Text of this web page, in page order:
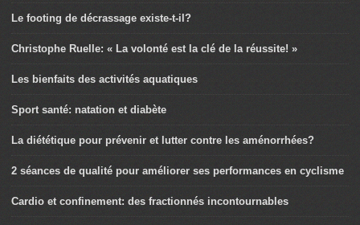
Le footing de décrassage existe-t-il?
Christophe Ruelle: « La volonté est la clé de la réussite! »
Les bienfaits des activités aquatiques
Sport santé: natation et diabète
La diététique pour prévenir et lutter contre les aménorrhées?
2 séances de qualité pour améliorer ses performances en cyclisme
Cardio et confinement: des fractionnés incontournables